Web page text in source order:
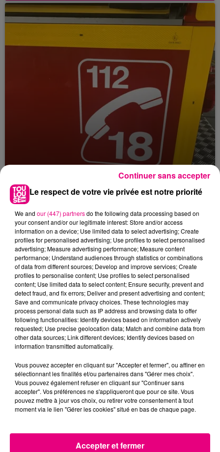
Violent incendie au nord de Toulouse
Toulouse : circulation perturbée dans le
secteur François Verdier...
Le respect de votre vie privée est notre priorité
We and our (447) partnersdo the following data processing based on
your consent and/or our legitimate interest: Store and/or access
information on a device; Use limited data to select advertising; Create
profiles for personalised advertising; Use profiles to select personalised
advertising; Measure advertising performance; Measure content
performance; Understand audiences through statistics or combinations
of data from different sources; Develop and improve services; Create
profiles to personalise content; Use profiles to select personalised
content; Use limited data to select content; Ensure security, prevent and
detect fraud, and fix errors; Deliver and present advertising and content;
Save and communicate privacy choices. These technologies may
process personal data such as IP address and browsing data to offer
following functionalities: Identify devices based on information actively
requested; Use precise geolocation data; Match and combine data from
other data sources; Link different devices; Identify devices based on
information transmitted automatically.
Vous pouvez accepter en cliquant sur "Accepter et fermer", ou affiner en
sélectionnant les finalités et/ou partenaires dans "Gérer mes choix".
Vous pouvez également refuser en cliquant sur "Continuer sans
accepter". Vos préférences ne s'appliqueront que pour ce site. Vous
pouvez mettre à jour vos choix, ou retirer votre consentement à tout
moment via le lien "Gérer les cookies" situé en bas de chaque page.
Accepter et fermer
Continuer sans accepter